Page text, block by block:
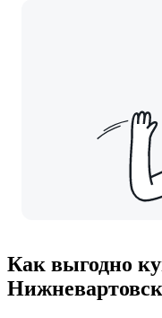
Как выгодно
Нижневартовск